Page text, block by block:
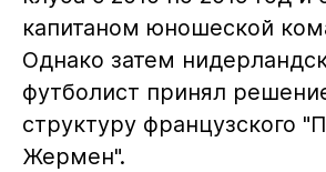
капитаном юношеской
Однако затем
футболист принял
структуру французского
Жермен".